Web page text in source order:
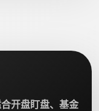
开盘盯盘、基金